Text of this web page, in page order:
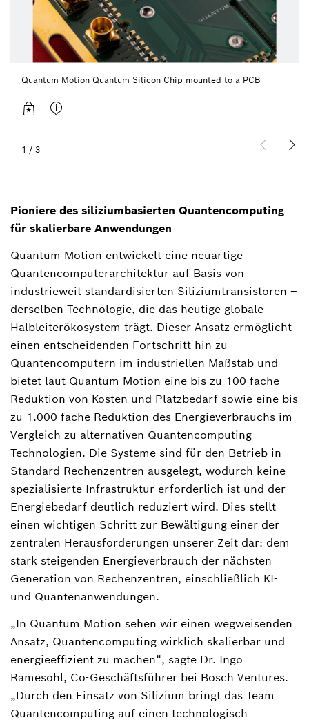
Quantum Motion Quantum Silicon Chip mounted to a PCB
1 / 3
Pioniere des siliziumbasierten Quantencomputing
für skalierbare Anwendungen
Quantum Motion entwickelt eine neuartige
Quantencomputerarchitektur auf Basis von
industrieweit standardisierten Siliziumtransistoren –
derselben Technologie, die das heutige globale
Halbleiterökosystem trägt. Dieser Ansatz ermöglicht
einen entscheidenden Fortschritt hin zu
Quantencomputern im industriellen Maßstab und
bietet laut Quantum Motion eine bis zu 100-fache
Reduktion von Kosten und Platzbedarf sowie eine bis
zu 1.000-fache Reduktion des Energieverbrauchs im
Vergleich zu alternativen Quantencomputing-
Technologien. Die Systeme sind für den Betrieb in
Standard-Rechenzentren ausgelegt, wodurch keine
spezialisierte Infrastruktur erforderlich ist und der
Energiebedarf deutlich reduziert wird. Dies stellt
einen wichtigen Schritt zur Bewältigung einer der
zentralen Herausforderungen unserer Zeit dar: dem
stark steigenden Energieverbrauch der nächsten
Generation von Rechenzentren, einschließlich KI-
und Quantenanwendungen.
„In Quantum Motion sehen wir einen wegweisenden
Ansatz, Quantencomputing wirklich skalierbar und
energieeffizient zu machen“, sagte Dr. Ingo
Ramesohl, Co-Geschäftsführer bei Bosch Ventures.
„Durch den Einsatz von Silizium bringt das Team
Quantencomputing auf einen technologisch